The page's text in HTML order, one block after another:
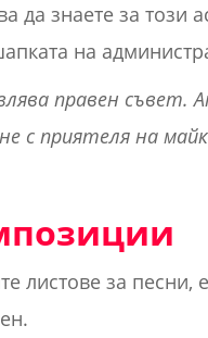
знаете за този
на
правен съвет.
с приятеля на
листове за песни,